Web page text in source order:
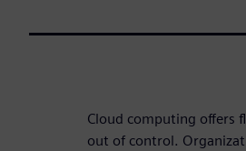
Cloud computing offers
out of control.